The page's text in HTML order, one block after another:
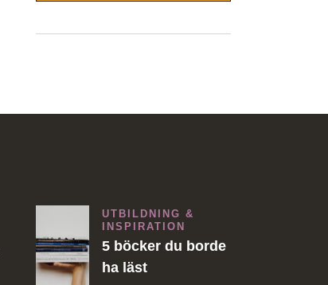
UTBILDNING &
INSPIRATION
5 böcker du borde
ha läst